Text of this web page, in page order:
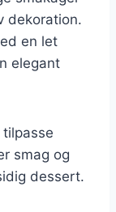
dekoration.
en let
elegant
smag og
dessert.